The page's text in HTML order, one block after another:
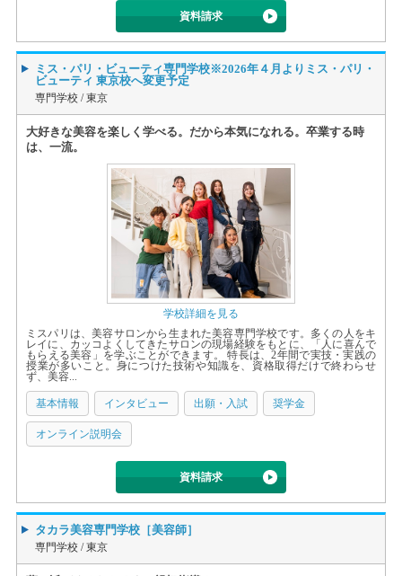
資料請求
ミス・パリ・ビューティ専門学校※2026年４月よりミス・パリ・
ビューティ 東京校へ変更予定
専門学校 /東京
大好きな美容を楽しく学べる。だから本気になれる。卒業する時
は、一流。
学校詳細を見る
ミスパリは、美容サロンから生まれた美容専門学校です。多くの人をキ
レイに、カッコよくしてきたサロンの現場経験をもとに、「人に喜んで
もらえる美容」を学ぶことができます。 特長は、2年間で実技・実践の
授業が多いこと。身につけた技術や知識を、資格取得だけで終わらせ
ず、美容...
基本情報 インタビュー 出願・入試 奨学金
オンライン説明会
資料請求
タカラ美容専門学校［美容師］
専門学校 /東京